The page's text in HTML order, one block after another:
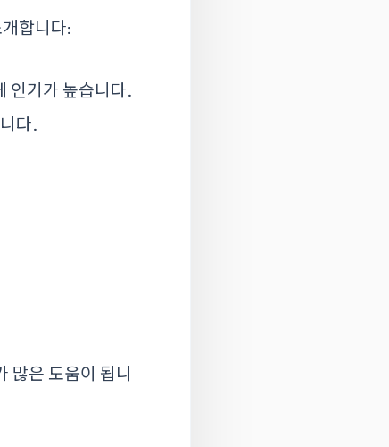
합니다:
인기가 높습니다.
다.
많은 도움이 됩니